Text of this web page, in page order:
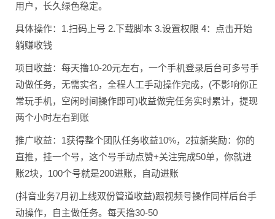
用户，长久绿色稳定。
具体操作：1.扫码上号 2.下载脚本 3.设置权限 4：点击开始
躺赚收钱
项目收益：每天撸10-20元左右，一个手机登录后台可多号手
动做任务，无需实名，全程人工手动操作完成，(不影响你正
常玩手机，空闲时间操作即可)收益做完任务实时累计，提现
两个小时左右到账
推广收益：1获得整个团队任务收益10%，2拉新奖励：你的
直推，挂一个号，这个号手动点赞+关注完成50单，你就进
账2块，100个号就是200进账，自动进账
(抖音业务7月初上线双份管道收益)跟视频号操作同样后台手
动操作，自主做任务。每天撸30-50